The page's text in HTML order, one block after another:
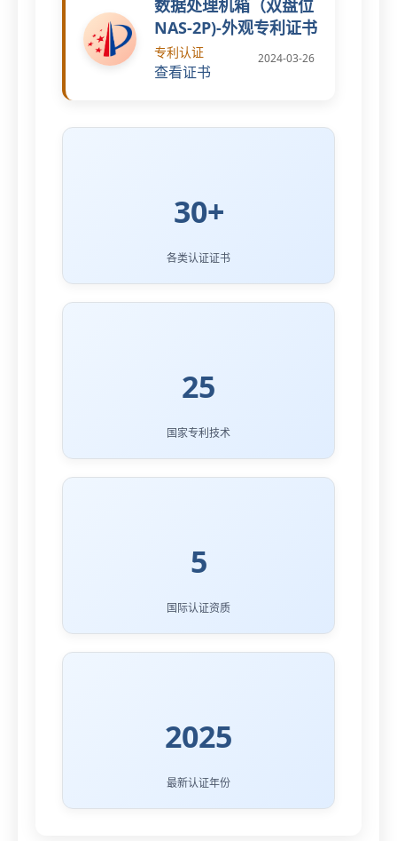
2024-03-26
数据处理机箱（双盘位
NAS-2P)-外观专利证书
专利认证
查看证书
30+
各类认证证书
25
国家专利技术
5
国际认证资质
2025
最新认证年份